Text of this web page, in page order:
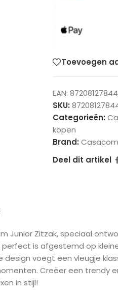
Toevoegen
EAN:
SKU:
Categorieën:
kopen
Brand:
Deel dit artikel
Zitzak, speciaal
is afgestemd op
design voegt een vleugje
Creëer een
in stijl!